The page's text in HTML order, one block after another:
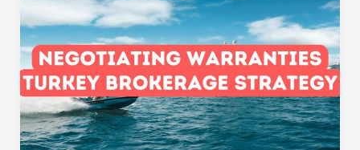
garanties
en
Turquie :
une
stratégie
de